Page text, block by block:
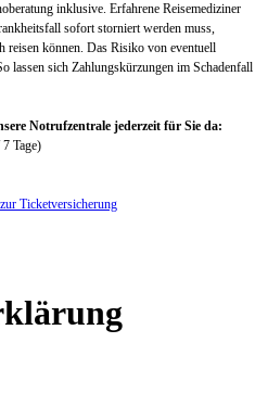
inklusive. Erfahrene Reisemediziner
sofort storniert werden muss,
reisen können. Das Risiko von eventuell
lassen sich Zahlungskürzungen im Schadenfall
Notrufzentrale jederzeit für Sie da:
Tage)
Ticketversicherung